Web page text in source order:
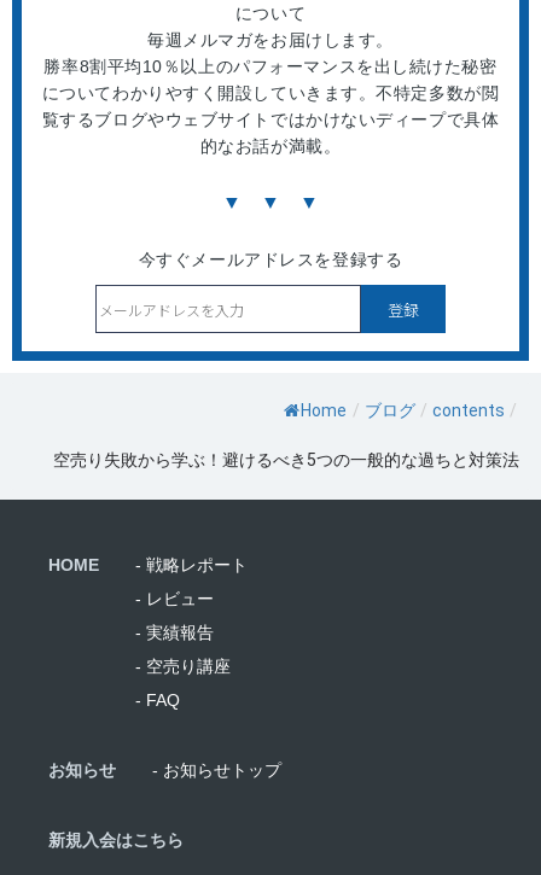
について
毎週メルマガをお届けします。
勝率8割平均10％以上のパフォーマンスを出し続けた秘密
についてわかりやすく開設していきます。不特定多数が閲
覧するブログやウェブサイトではかけないディープで具体
的なお話が満載。
▼ ▼ ▼
今すぐメールアドレスを登録する
Home / ブログ / contents /
空売り失敗から学ぶ！避けるべき5つの一般的な過ちと対策法
HOME
- 戦略レポート
- レビュー
- 実績報告
- 空売り講座
- FAQ
お知らせ - お知らせトップ
新規入会はこちら